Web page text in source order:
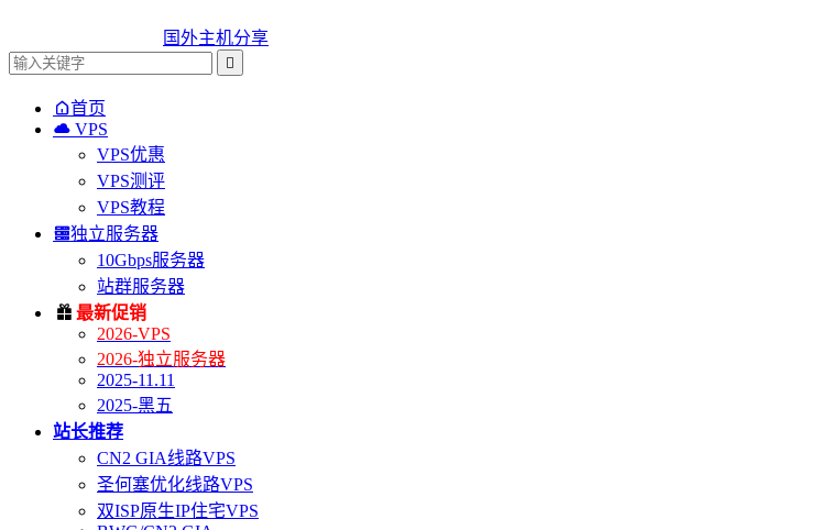
国外主机分享

首页
 VPS
VPS优惠
VPS测评
VPS教程
独立服务器
10Gbps服务器
站群服务器
 最新促销
2026-VPS
2026-独立服务器
2025-11.11
2025-黑五
站长推荐
CN2 GIA线路VPS
圣何塞优化线路VPS
双ISP原生IP住宅VPS